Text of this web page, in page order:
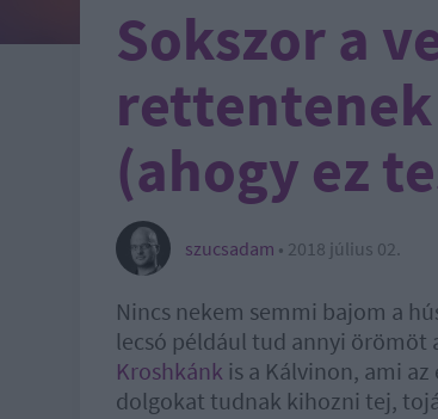
Sokszor a
(ahogy ez
szucsadam • 2018 július 02.
Nincs nekem semmi bajom a
lecsó például tud annyi örömöt
Kroshkánk is a Kálvinon, ami
dolgokat tudnak kihozni tej,